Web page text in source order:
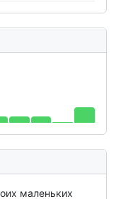
маленьких